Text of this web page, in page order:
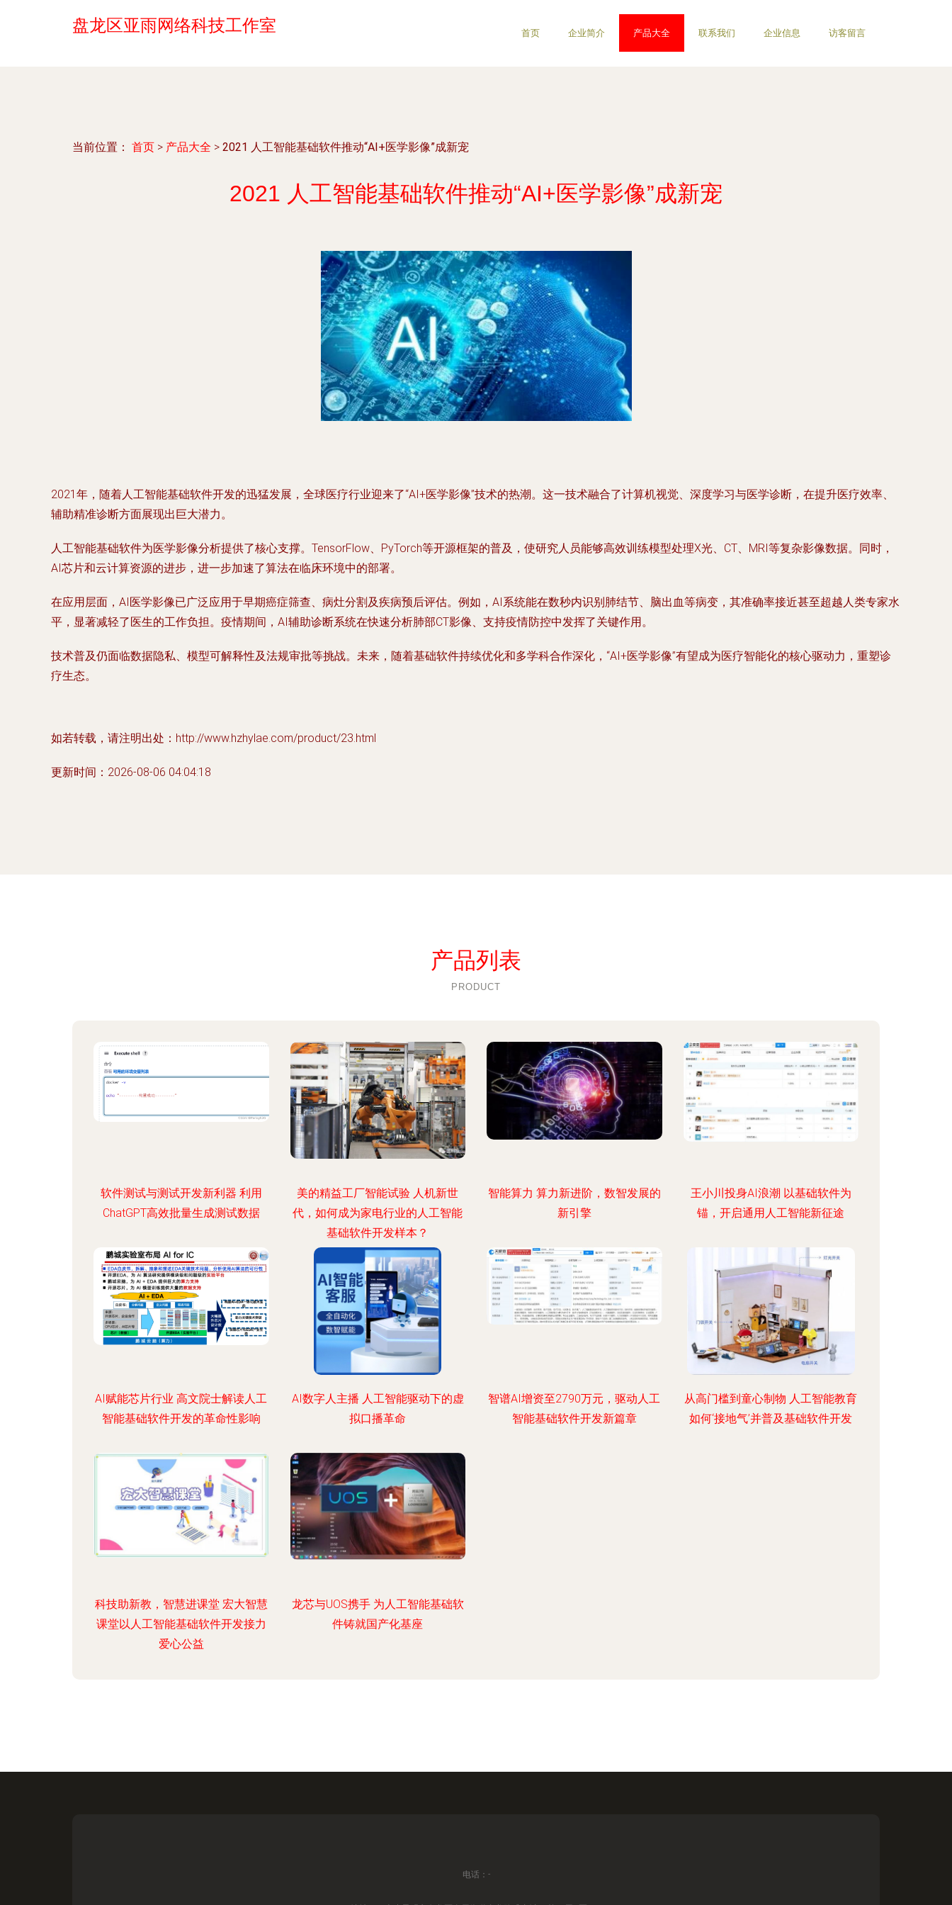
盘龙区亚雨网络科技工作室 首页 企业简介 产品大全 联系我们 企业信息 访客留言
当前位置： 首页 > 产品大全 > 2021 人工智能基础软件推动“AI+医学影像”成新宠
2021 人工智能基础软件推动“AI+医学影像”成新宠
2021年，随着人工智能基础软件开发的迅猛发展，全球医疗行业迎来了“AI+医学影像”技术的热潮。这一技术融合了计算机视觉、深度学习与医学诊断，在提升医疗效率、
辅助精准诊断方面展现出巨大潜力。
人工智能基础软件为医学影像分析提供了核心支撑。TensorFlow、PyTorch等开源框架的普及，使研究人员能够高效训练模型处理X光、CT、MRI等复杂影像数据。同时，
AI芯片和云计算资源的进步，进一步加速了算法在临床环境中的部署。
在应用层面，AI医学影像已广泛应用于早期癌症筛查、病灶分割及疾病预后评估。例如，AI系统能在数秒内识别肺结节、脑出血等病变，其准确率接近甚至超越人类专家水
平，显著减轻了医生的工作负担。疫情期间，AI辅助诊断系统在快速分析肺部CT影像、支持疫情防控中发挥了关键作用。
技术普及仍面临数据隐私、模型可解释性及法规审批等挑战。未来，随着基础软件持续优化和多学科合作深化，“AI+医学影像”有望成为医疗智能化的核心驱动力，重塑诊
疗生态。
如若转载，请注明出处：http://www.hzhylae.com/product/23.html
更新时间：2026-08-06 04:04:18
产品列表
PRODUCT
软件测试与测试开发新利器 利用
ChatGPT高效批量生成测试数据
美的精益工厂智能试验 人机新世
代，如何成为家电行业的人工智能
基础软件开发样本？
智能算力 算力新进阶，数智发展的
新引擎
王小川投身AI浪潮 以基础软件为
锚，开启通用人工智能新征途
AI赋能芯片行业 高文院士解读人工
智能基础软件开发的革命性影响
AI数字人主播 人工智能驱动下的虚
拟口播革命
智谱AI增资至2790万元，驱动人工
智能基础软件开发新篇章
从高门槛到童心制物 人工智能教育
如何‘接地气’并普及基础软件开发
科技助新教，智慧进课堂 宏大智慧
课堂以人工智能基础软件开发接力
爱心公益
龙芯与UOS携手 为人工智能基础软
件铸就国产化基座
电话：-